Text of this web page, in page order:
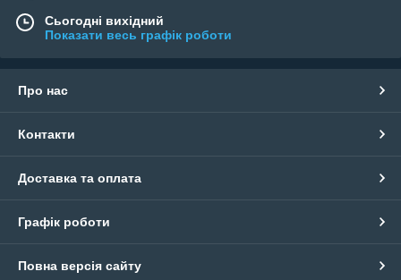
Сьогодні вихідний
Показати весь графік роботи
Про нас
Контакти
Доставка та оплата
Графік роботи
Повна версія сайту